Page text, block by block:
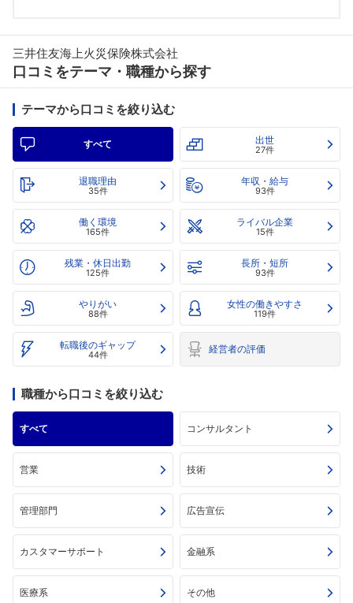
三井住友海上火災保険株式会社
口コミをテーマ・職種から探す
テーマから口コミを絞り込む
すべて 出世
27件
退職理由
35件
年収・給与
93件
働く環境
165件
ライバル企業
15件
残業・休日出勤
125件
長所・短所
93件
やりがい
88件
女性の働きやすさ
119件
転職後のギャップ
44件 経営者の評価
職種から口コミを絞り込む
すべて コンサルタント
営業 技術
管理部門 広告宣伝
カスタマーサポート 金融系
医療系 その他